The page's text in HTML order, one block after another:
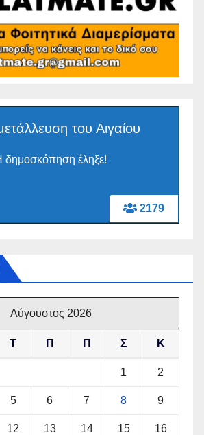
2179
του Αιγαίου
δημοσκόπηση έληξε!
Αύγουστος 2026
Τ Π Π Σ Κ
1 2
5 6 7 8 9
12 13 14 15 16